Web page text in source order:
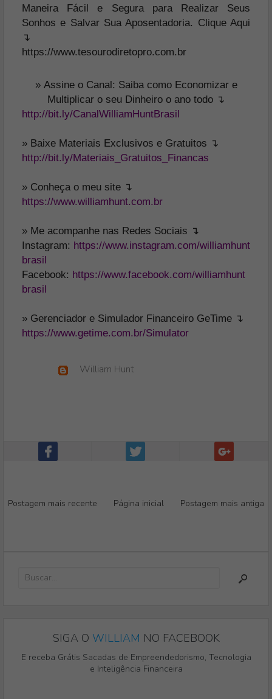
Maneira Fácil e Segura para Realizar Seus
Sonhos e Salvar Sua Aposentadoria. Clique Aqui
↴
https://www.tesourodiretopro.com.br
» Assine o Canal: Saiba como Economizar e
Multiplicar o seu Dinheiro o ano todo ↴
http://bit.ly/CanalWilliamHuntBrasil
» Baixe Materiais Exclusivos e Gratuitos ↴
http://bit.ly/Materiais_Gratuitos_Financas
» Conheça o meu site ↴
https://www.williamhunt.com.br
» Me acompanhe nas Redes Sociais ↴
Instagram: https://www.instagram.com/williamhunt
brasil
Facebook: https://www.facebook.com/williamhunt
brasil
» Gerenciador e Simulador Financeiro GeTime ↴
https://www.getime.com.br/Simulator
William Hunt
Postagem mais recente Página inicial Postagem mais antiga
SIGA O WILLIAM NO FACEBOOK
E receba Grátis Sacadas de Empreendedorismo, Tecnologia
e Inteligência Financeira